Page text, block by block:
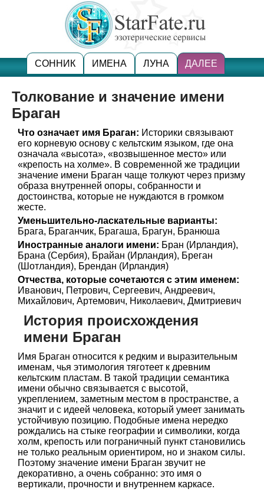
СОННИК ИМЕНА ЛУНА ДАЛЕЕ
Толкование и значение имени
Браган
Что означает имя Браган: Историки связывают
его корневую основу с кельтским языком, где она
означала «высота», «возвышенное место» или
«крепость на холме». В современной же традиции
значение имени Браган чаще толкуют через призму
образа внутренней опоры, собранности и
достоинства, которые не нуждаются в громком
жесте.
Уменьшительно-ласкательные варианты:
Брага, Браганчик, Брагаша, Брагун, Бранюша
Иностранные аналоги имени: Бран (Ирландия),
Брана (Сербия), Брайан (Ирландия), Бреган
(Шотландия), Брендан (Ирландия)
Отчества, которые сочетаются с этим именем:
Иванович, Петрович, Сергеевич, Андреевич,
Михайлович, Артемович, Николаевич, Дмитриевич
История происхождения
имени Браган
Имя Браган относится к редким и выразительным
именам, чья этимология тяготеет к древним
кельтским пластам. В такой традиции семантика
имени обычно связывается с высотой,
укреплением, заметным местом в пространстве, а
значит и с идеей человека, который умеет занимать
устойчивую позицию. Подобные имена нередко
рождались на стыке географии и символики, когда
холм, крепость или пограничный пункт становились
не только реальным ориентиром, но и знаком силы.
Поэтому значение имени Браган звучит не
декоративно, а очень собранно: это имя о
вертикали, прочности и внутреннем каркасе.